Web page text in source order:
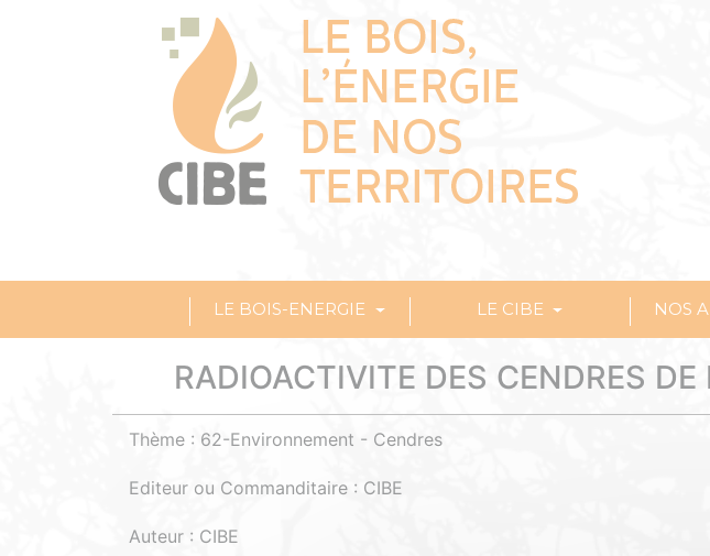
LE BOIS-ENERGIE LE CIBE NOS
RADIOACTIVITE DES CENDRES
Thème : 62-Environnement - Cendres
Editeur ou Commanditaire : CIBE
Auteur : CIBE